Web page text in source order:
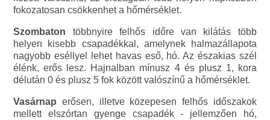
fokozatosan csökkenhet a hőmérséklet.
Szombaton többnyire felhős időre van kilátás több
helyen kisebb csapadékkal, amelynek halmazállapota
nagyobb eséllyel lehet havas eső, hó. Az északias szél
élénk, erős lesz. Hajnalban mínusz 4 és plusz 1, kora
délután 0 és plusz 5 fok között valószínű a hőmérséklet.
Vasárnap erősen, illetve közepesen felhős időszakok
mellett elszórtan gyenge csapadék - jellemzően hó,